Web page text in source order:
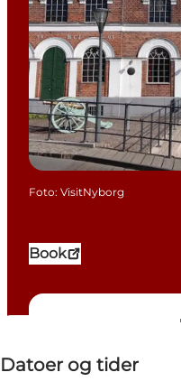
Book
Datoer og tider
Besøg hjemmeside
Foto: VisitNyborg